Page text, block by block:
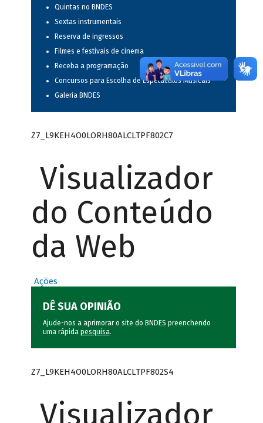
Quintas no BNDES
Sextas instrumentais
Reserva de ingressos
Filmes e festivais de cinema
Receba a programação
Concursos para Escolha de Espetáculos Musicais
Galeria BNDES
Z7_L9KEH4O0LORH80ALCLTPF802C7
Visualizador
do Conteúdo
da Web
Ações
DÊ SUA OPINIÃO
Ajude-nos a aprimorar o site do BNDES preenchendo
uma rápida pesquisa.
Z7_L9KEH4O0LORH80ALCLTPF802S4
Visualizador